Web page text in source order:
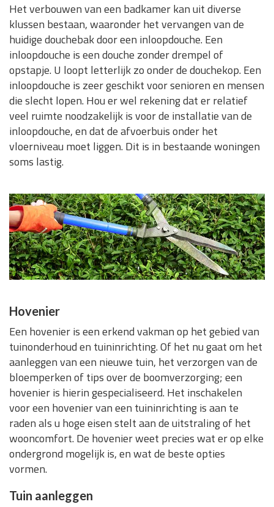
Het verbouwen van een badkamer kan uit diverse
klussen bestaan, waaronder het vervangen van de
huidige douchebak door een inloopdouche. Een
inloopdouche is een douche zonder drempel of
opstapje. U loopt letterlijk zo onder de douchekop. Een
inloopdouche is zeer geschikt voor senioren en mensen
die slecht lopen. Hou er wel rekening dat er relatief
veel ruimte noodzakelijk is voor de installatie van de
inloopdouche, en dat de afvoerbuis onder het
vloerniveau moet liggen. Dit is in bestaande woningen
soms lastig.
Hovenier
Een hovenier is een erkend vakman op het gebied van
tuinonderhoud en tuininrichting. Of het nu gaat om het
aanleggen van een nieuwe tuin, het verzorgen van de
bloemperken of tips over de boomverzorging; een
hovenier is hierin gespecialiseerd. Het inschakelen
voor een hovenier van een tuininrichting is aan te
raden als u hoge eisen stelt aan de uitstraling of het
wooncomfort. De hovenier weet precies wat er op elke
ondergrond mogelijk is, en wat de beste opties
vormen.
Tuin aanleggen